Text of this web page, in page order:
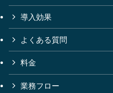
導入効果
よくある質問
料金
業務フロー